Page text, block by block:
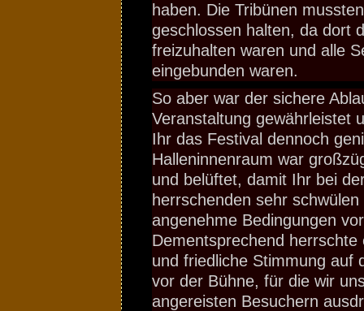
haben. Die Tribünen
geschlossen halten, da dort
freizuhalten waren und alle
eingebunden waren.
So aber war der sichere
Veranstaltung gewährleistet
Ihr das Festival dennoch
Halleninnenraum war
und belüftet, damit Ihr bei
herrschenden sehr
angenehme Bedingungen
Dementsprechend herrschte
und friedliche Stimmung auf
vor der Bühne, für die wir
angereisten Besuchern